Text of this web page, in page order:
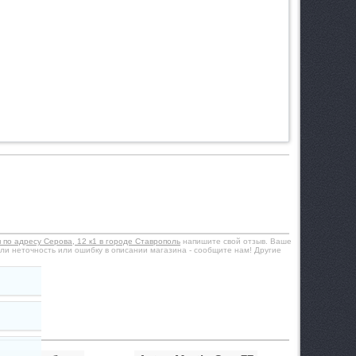
адресу Серова, 12 к1 в городе Ставрополь напишите свой отзыв. Ваше
неточность или ошибку в описании магазина - сообщите нам! Другие